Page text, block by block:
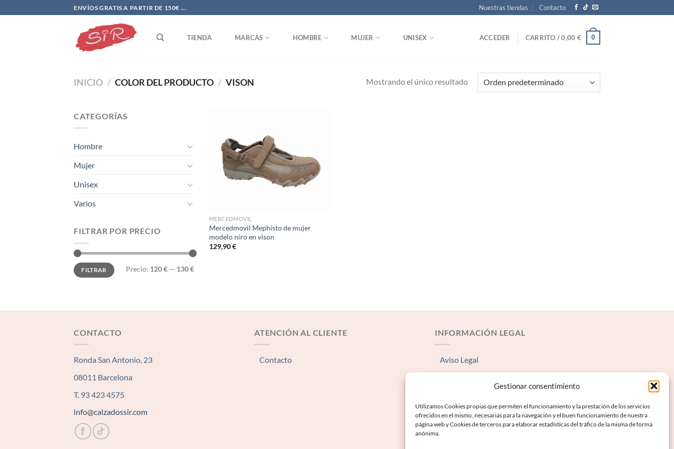
Gestionar consentimiento
Utilizamos Cookies propias que permiten el funcionamiento y la prestación de los servicios
ofrecidos en el mismo, necesarias para la navegación y el buen funcionamiento de nuestra
página web y Cookies de terceros para elaborar estadísticas del tráfico de la misma de forma
anónima.
al
ENVÍOS GRATIS A PARTIR DE 150€ ... Nuestras tiendas Contacto
TIENDA MARCAS HOMBRE MUJER UNISEX ACCEDER CARRITO /0,00 € 0
INICIO / COLOR DEL PRODUCTO / VISON Mostrando el único resultado
CATEGORÍAS
Hombre
Mujer
Unisex
Varios
FILTRAR POR PRECIO
Precio
mínimo
Precio
máximo
FILTRAR Precio: 120 € — 130 €
MERCEDMOVIL
Mercedmovil Mephisto de mujer
modelo niro en vison
129,90€
CONTACTO
Ronda San Antonio, 23
08011 Barcelona
T. 93 423 4575
info@calzadossir.com
ATENCIÓN AL CLIENTE
Contacto
INFORMACIÓN LEGAL
Aviso Legal
Política de Cookies